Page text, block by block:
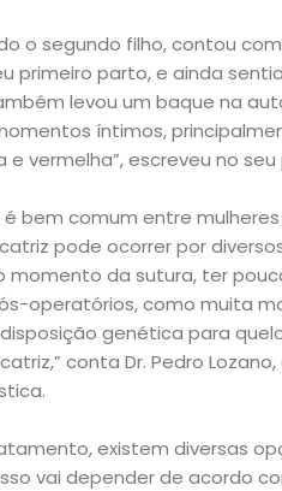
o segundo filho, contou
primeiro parto, e ainda
levou um baque na
íntimos,
vermelha”, escreveu no seu
bem comum entre
pode ocorrer por
momento da sutura, ter
operatórios, como muita
genética para
conta Dr. Pedro
existem diversas
vai depender de acordo